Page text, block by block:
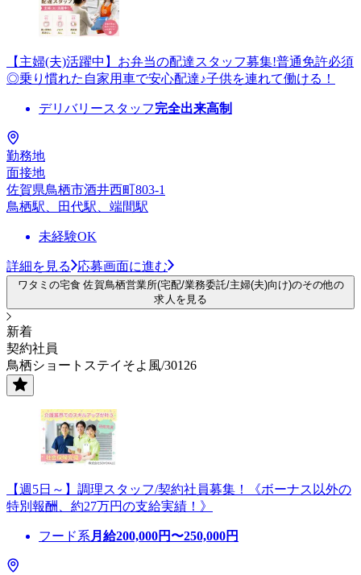
【主婦(夫)活躍中】お弁当の配達スタッフ募集!普通免許必須
◎乗り慣れた自家用車で安心配達♪子供を連れて働ける！
デリバリースタッフ完全出来高制
勤務地
面接地
佐賀県鳥栖市酒井西町803-1
鳥栖駅、田代駅、端間駅
未経験OK
詳細を見る 応募画面に進む
ワタミの宅食 佐賀鳥栖営業所(宅配/業務委託/主婦(夫)向け)のその他の
求人を見る
新着
契約社員
鳥栖ショートステイそよ風/30126
【週5日～】調理スタッフ/契約社員募集！《ボーナス以外の
特別報酬、約27万円の支給実績！》
フード系 月給200,000円〜250,000円